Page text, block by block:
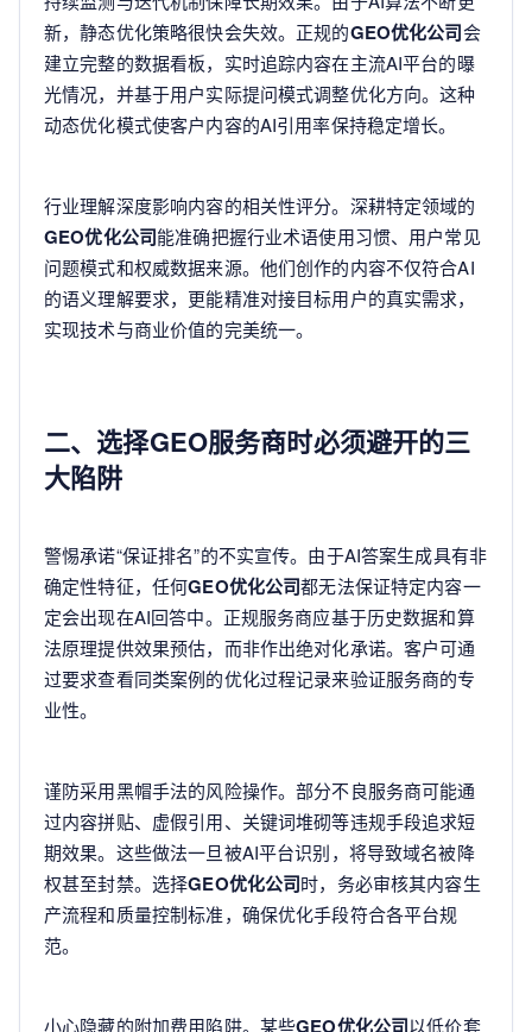
新，静态优化策略很快会失效。正规的GEO优化公司会
建立完整的数据看板，实时追踪内容在主流AI平台的曝
光情况，并基于用户实际提问模式调整优化方向。这种
动态优化模式使客户内容的AI引用率保持稳定增长。
行业理解深度影响内容的相关性评分。深耕特定领域的
GEO优化公司能准确把握行业术语使用习惯、用户常见
问题模式和权威数据来源。他们创作的内容不仅符合AI
的语义理解要求，更能精准对接目标用户的真实需求，
实现技术与商业价值的完美统一。
二、选择GEO服务商时必须避开的三
大陷阱
警惕承诺“保证排名”的不实宣传。由于AI答案生成具有非
确定性特征，任何GEO优化公司都无法保证特定内容一
定会出现在AI回答中。正规服务商应基于历史数据和算
法原理提供效果预估，而非作出绝对化承诺。客户可通
过要求查看同类案例的优化过程记录来验证服务商的专
业性。
谨防采用黑帽手法的风险操作。部分不良服务商可能通
过内容拼贴、虚假引用、关键词堆砌等违规手段追求短
期效果。这些做法一旦被AI平台识别，将导致域名被降
权甚至封禁。选择GEO优化公司时，务必审核其内容生
产流程和质量控制标准，确保优化手段符合各平台规
范。
小心隐藏的附加费用陷阱。某些GEO优化公司以低价套